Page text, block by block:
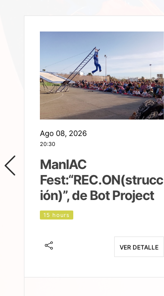
Ago 08, 2026
20:30
ManIAC
Fest:“REC.ON(strucc
ión)”, de Bot Project
15 hours
VER DETALLE